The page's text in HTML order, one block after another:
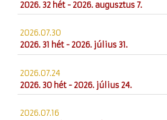
2026. 32 hét - 2026. augusztus 7.
2026.07.30
2026. 31 hét - 2026. július 31.
2026.07.24
2026. 30 hét - 2026. július 24.
2026.07.16